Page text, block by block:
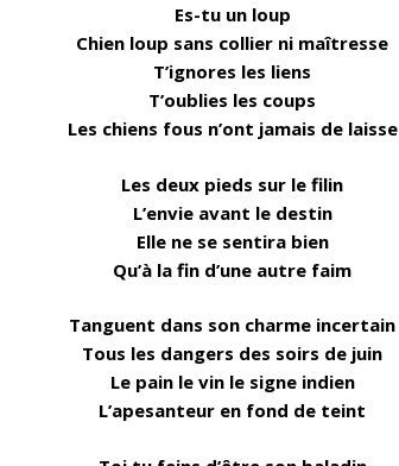
Es-tu un loup
Chien loup sans collier ni maîtresse
T’ignores les liens
T’oublies les coups
Les chiens fous n’ont jamais de laisse
Les deux pieds sur le filin
L’envie avant le destin
Elle ne se sentira bien
Qu’à la fin d’une autre faim
Tanguent dans son charme incertain
Tous les dangers des soirs de juin
Le pain le vin le signe indien
L’apesanteur en fond de teint